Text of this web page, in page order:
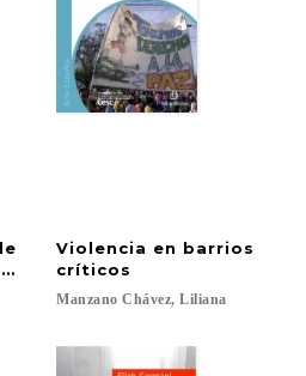
1951-1971
Violencia en barrios
críticos
Manzano Chávez, Liliana